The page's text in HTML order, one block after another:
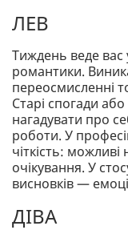
ЛЕВ
Тиждень веде вас
романтики.
переосмисленні
Старі спогади
нагадувати про
роботи. У
чіткість:
очікування. У
висновків —
ДІВА